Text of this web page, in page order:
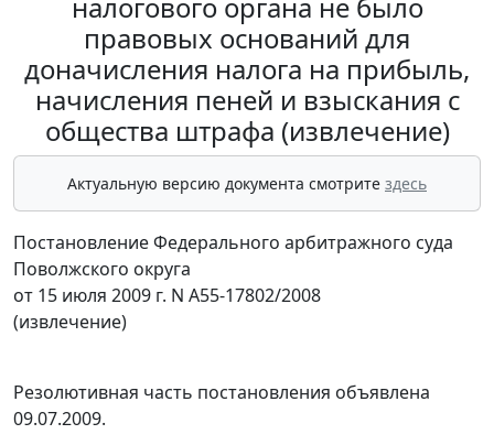
налогового органа не было
правовых оснований для
доначисления налога на прибыль,
начисления пеней и взыскания с
общества штрафа (извлечение)
Актуальную версию документа смотрите здесь
Постановление Федерального арбитражного суда
Поволжского округа
от 15 июля 2009 г. N А55-17802/2008
(извлечение)
Резолютивная часть постановления объявлена
09.07.2009.